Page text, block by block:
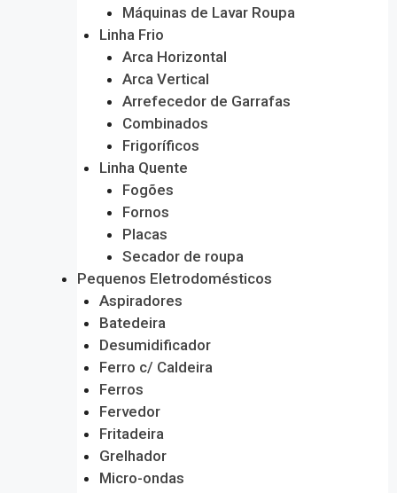
Máquinas de Lavar Roupa
Linha Frio
Arca Horizontal
Arca Vertical
Arrefecedor de Garrafas
Combinados
Frigoríficos
Linha Quente
Fogões
Fornos
Placas
Secador de roupa
Pequenos Eletrodomésticos
Aspiradores
Batedeira
Desumidificador
Ferro c/ Caldeira
Ferros
Fervedor
Fritadeira
Grelhador
Micro-ondas